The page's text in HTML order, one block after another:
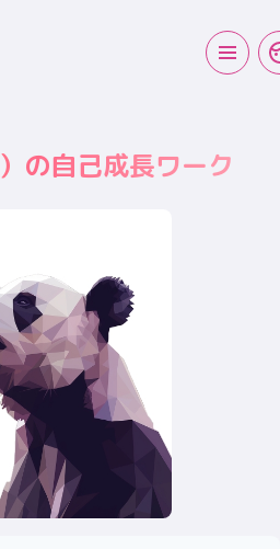
）の自己成長ワーク